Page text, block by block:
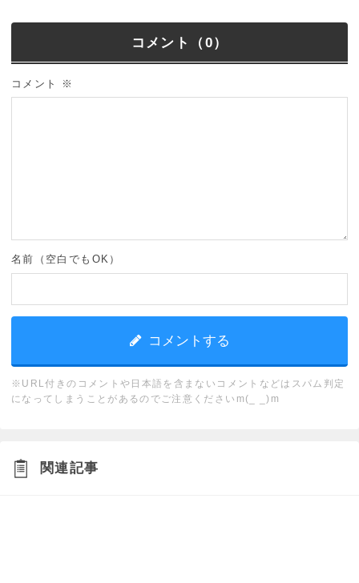
コメント（0）
コメント ※
名前（空白でもOK）
※URL付きのコメントや日本語を含まないコメントなどはスパム判定
になってしまうことがあるのでご注意くださいm(_ _)m
関連記事